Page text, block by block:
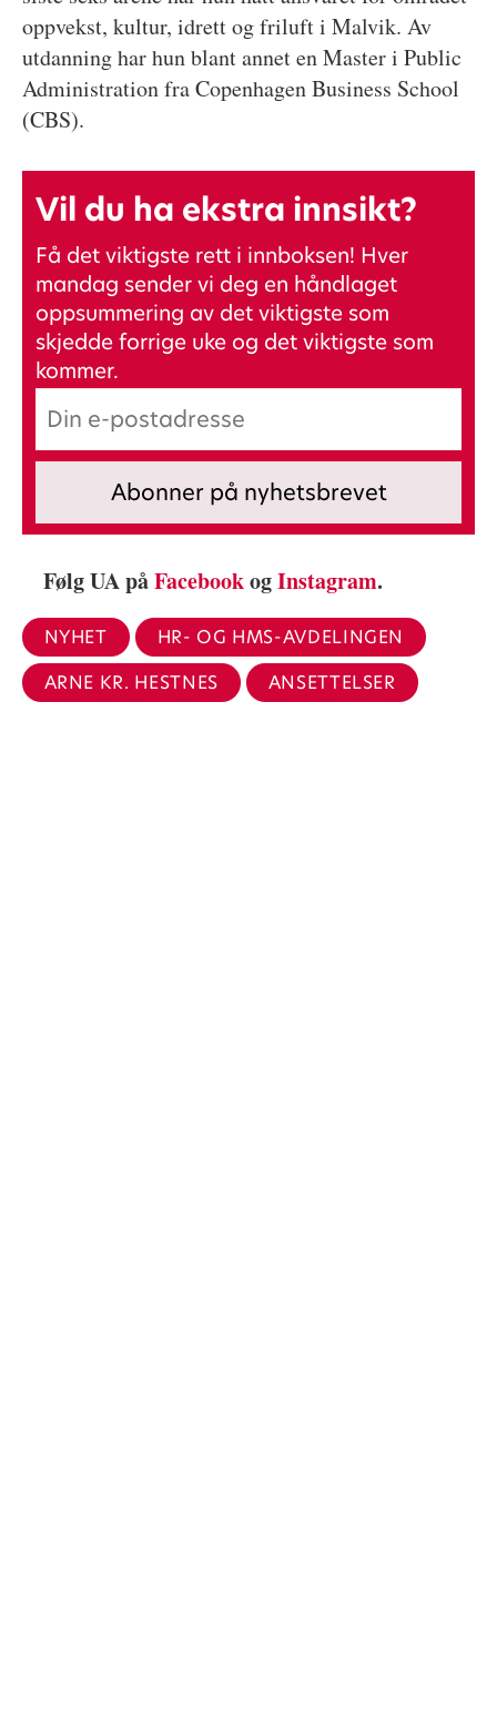
oppvekst, kultur, idrett og friluft i Malvik. Av
utdanning har hun blant annet en Master i Public
Administration fra Copenhagen Business School
(CBS).
Vil du ha ekstra innsikt?
Få det viktigste rett i innboksen! Hver
mandag sender vi deg en håndlaget
oppsummering av det viktigste som
skjedde forrige uke og det viktigste som
kommer.
Følg UA påFacebookogInstagram.
NYHET
HR- OG HMS-AVDELINGEN
ARNE KR. HESTNES
ANSETTELSER